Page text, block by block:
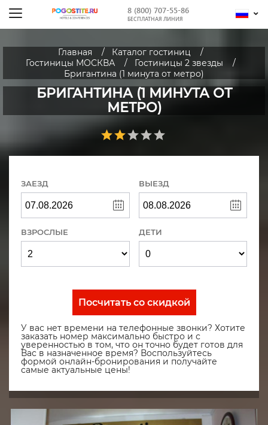
8 (800) 707-55-86
БЕСПЛАТНАЯ ЛИНИЯ
Главная
Каталог гостиниц
Гостиницы МОСКВА
Гостиницы 2 звезды
Бригантина (1 минута от метро)
БРИГАНТИНА (1 МИНУТА ОТ
МЕТРО)
ЗАЕЗД ВЫЕЗД
ВЗРОСЛЫЕ ДЕТИ
Посчитать со скидкой
У вас нет времени на телефонные звонки? Хотите
заказать номер максимально быстро и с
уверенностью в том, что он точно будет готов для
Вас в назначенное время? Воспользуйтесь
формой онлайн-бронирования и получайте
самые актуальные цены!